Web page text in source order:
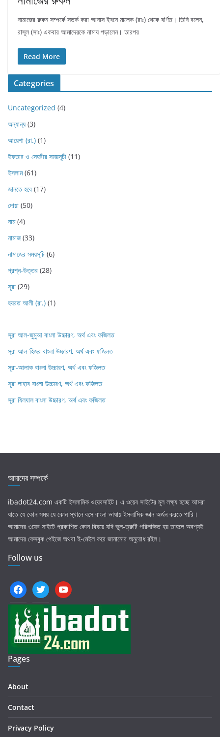
নামাজের রুকন সম্পর্কে সতর্ক করা আনাস ইবনে মালেক (রাঃ) থেকে বর্ণিত। তিনি বলেন,
রাসূল (সাঃ) একবার আমাদেরকে নামায পড়ালেন। তারপর
Read More
Categories
Uncategorized (4)
অন্যান্য (3)
আয়েশা (রা.) (1)
ইফতার ও সেহরীর সময়সূচী (11)
ইসলাম(61)
জানতে হবে (17)
দোয়া (50)
নাম(4)
নামাজ(33)
নামাজের সময়সূচি (6)
প্রশ্ন-উত্তর (28)
সূরা (29)
হযরত আলী (রা.) (1)
সূরা আল-জুমুআ বাংলা উচ্চারণ, অর্থ এবং ফজিলত
সূরা আল-হিজর বাংলা উচ্চারণ, অর্থ এবং ফজিলত
সূরা-আলাক বাংলা উচ্চারণ, অর্থ এবং ফজিলত
সূরা লাহাব‌‌‌ বাংলা উচ্চারণ, অর্থ এবং ফজিলত
সূরা যিলযাল বাংলা উচ্চারণ, অর্থ এবং ফজিলত
আমাদের সম্পর্কে
ibadot24.com একটি ইসলামিক ওয়েবসাইট। এ ওয়েব সাইটের মূল লক্ষ্য হচ্ছে আমরা
যাতে যে কোন সময় যে কোন স্থানে বসে বাংলা ভাষায় ইসলামিক জ্ঞান অর্জন করতে পারি।
আমাদের ওয়েব সাইটে প্রকাশিত কোন বিষয়ে যদি ভুল-ত্রুটি পরিলক্ষিত হয় তাহলে অবশ্যই
আমাদের ফেসবুক পেইজে অথবা ই-মেইল করে জানানোর অনুরোধ রইল।
Follow us
facebooktwitter youtube
Pages
About
Contact
Privacy Policy